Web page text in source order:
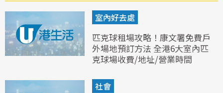
室內好去處
匹克球租場攻略！康文署免費戶
外場地預訂方法 全港6大室內匹
克球場收費/地址/營業時間
社會